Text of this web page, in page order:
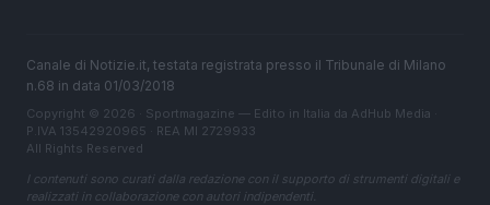
Canale di Notizie.it, testata registrata presso il Tribunale di Milano
n.68 in data 01/03/2018
Copyright © 2026 · Sportmagazine — Edito in Italia da AdHub Media
P.IVA 13542920965 · REA MI 2729933
All Rights Reserved
I contenuti sono curati dalla redazione con il supporto di strumenti digitali e
realizzati in collaborazione con autori indipendenti.